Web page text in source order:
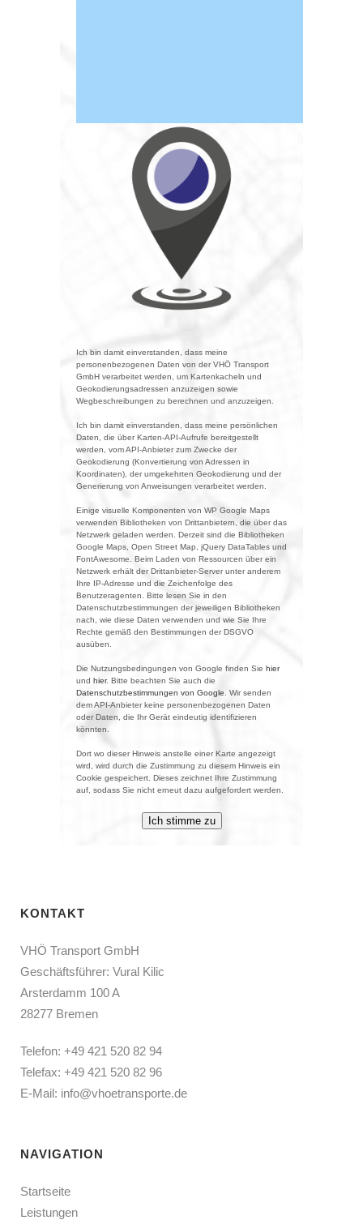
Ich bin damit einverstanden, dass meine
personenbezogenen Daten von der VHÖ Transport
GmbH verarbeitet werden, um Kartenkacheln und
Geokodierungsadressen anzuzeigen sowie
Wegbeschreibungen zu berechnen und anzuzeigen.
Ich bin damit einverstanden, dass meine persönlichen
Daten, die über Karten-API-Aufrufe bereitgestellt
werden, vom API-Anbieter zum Zwecke der
Geokodierung (Konvertierung von Adressen in
Koordinaten), der umgekehrten Geokodierung und der
Generierung von Anweisungen verarbeitet werden.
Einige visuelle Komponenten von WP Google Maps
verwenden Bibliotheken von Drittanbietern, die über das
Netzwerk geladen werden. Derzeit sind die Bibliotheken
Google Maps, Open Street Map, jQuery DataTables und
FontAwesome. Beim Laden von Ressourcen über ein
Netzwerk erhält der Drittanbieter-Server unter anderem
Ihre IP-Adresse und die Zeichenfolge des
Benutzeragenten. Bitte lesen Sie in den
Datenschutzbestimmungen der jeweiligen Bibliotheken
nach, wie diese Daten verwenden und wie Sie Ihre
Rechte gemäß den Bestimmungen der DSGVO
ausüben.
Die Nutzungsbedingungen von Google finden Sie hier
und hier. Bitte beachten Sie auch die
Datenschutzbestimmungen von Google. Wir senden
dem API-Anbieter keine personenbezogenen Daten
oder Daten, die Ihr Gerät eindeutig identifizieren
könnten.
Dort wo dieser Hinweis anstelle einer Karte angezeigt
wird, wird durch die Zustimmung zu diesem Hinweis ein
Cookie gespeichert. Dieses zeichnet Ihre Zustimmung
auf, sodass Sie nicht erneut dazu aufgefordert werden.
Ich stimme zu
KONTAKT
VHÖ Transport GmbH
Geschäftsführer: Vural Kilic
Arsterdamm 100 A
28277 Bremen
Telefon: +49 421 520 82 94
Telefax: +49 421 520 82 96
E-Mail: info@vhoetransporte.de
NAVIGATION
Startseite
Leistungen